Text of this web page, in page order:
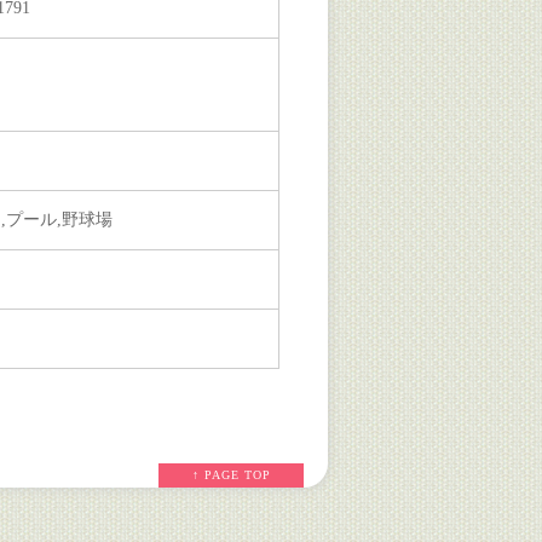
プール,野球場
↑ PAGE TOP